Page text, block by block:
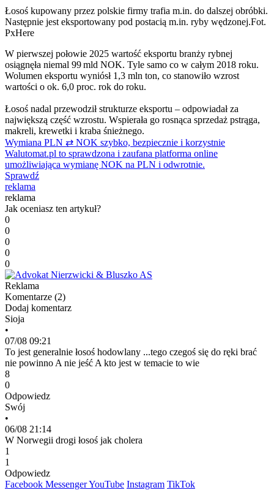
Łosoś kupowany przez polskie firmy trafia m.in. do dalszej obróbki.
Następnie jest eksportowany pod postacią m.in. ryby wędzonej.Fot.
PxHere
W pierwszej połowie 2025 wartość eksportu branży rybnej
osiągnęła niemal 99 mld NOK. Tyle samo co w całym 2018 roku.
Wolumen eksportu wyniósł 1,3 mln ton, co stanowiło wzrost
wartości o ok. 6,0 proc. rok do roku.
Łosoś nadal przewodził strukturze eksportu – odpowiadał za
największą część wzrostu. Wspierała go rosnąca sprzedaż pstrąga,
makreli, krewetki i kraba śnieżnego.
Wymiana PLN ⇄ NOK szybko, bezpiecznie i korzystnie
Walutomat.pl to sprawdzona i zaufana platforma online
umożliwiająca wymianę NOK na PLN i odwrotnie.
Sprawdź
reklama
reklama
Jak oceniasz ten artykuł?
0
0
0
0
0
Reklama
Komentarze (2)
Dodaj komentarz
Sioja
•
07/08 09:21
To jest generalnie łosoś hodowlany ...tego czegoś się do ręki brać
nie powinno A nie jeść A kto jest w temacie to wie
8
0
Odpowiedz
Swój
•
06/08 21:14
W Norwegii drogi łosoś jak cholera
1
1
Odpowiedz
Facebook MessengerYouTube Instagram TikTok